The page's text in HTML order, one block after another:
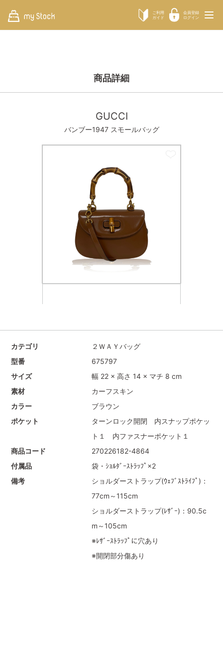
ご利用
ガイド
会員登録
ログイン
商品詳細
GUCCI
バンブー1947 スモールバッグ
カテゴリ
２ＷＡＹバッグ
型番
675797
サイズ
幅 22 × 高さ 14 × マチ 8 cm
素材
カーフスキン
カラー
ブラウン
ポケット
ターンロック開閉 内スナップポケッ
ト１ 内ファスナーポケット１
商品コード
270226182-4864
付属品
袋・ｼｮﾙﾀﾞｰｽﾄﾗｯﾌﾟ×2
備考
ショルダーストラップ(ｳｪﾌﾞｽﾄﾗｲﾌﾟ)：
77cm～115cm
ショルダーストラップ(ﾚｻﾞｰ)：90.5c
m～105cm
※ﾚｻﾞｰｽﾄﾗｯﾌﾟに穴あり
※開閉部分傷あり